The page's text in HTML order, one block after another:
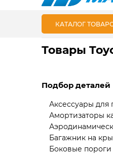
КАТАЛОГ
Товары
Подбор деталей
Аксессуары для
Амортизаторы
Багажник на
Боковые пороги